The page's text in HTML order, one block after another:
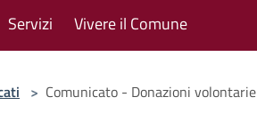
Servizi Vivere il Comune
> Comunicato - Donazioni volontarie